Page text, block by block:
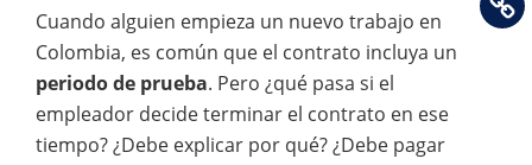
Cuando alguien empieza un nuevo trabajo en
Colombia, es común que el contrato incluya un
periodo de prueba. Pero ¿qué pasa si el
empleador decide terminar el contrato en ese
tiempo? ¿Debe explicar por qué? ¿Debe pagar